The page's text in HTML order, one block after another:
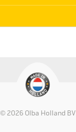
© 2026 Olba Holland BV